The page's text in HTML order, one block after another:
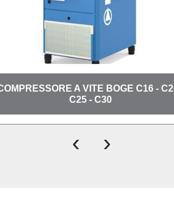
COMPRESSORE A VITE CON
BOGE C16F - C20F -
‹ ›